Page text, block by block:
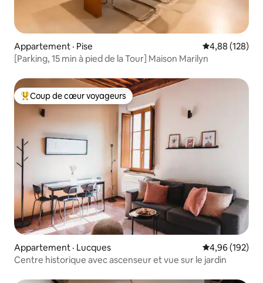
Appartement · Pise Note
4,88 (128)
[Parking, 15 min à pied de la Tour] Maison Marilyn
Coup de cœur voyageurs parmi les plus aimés
Coup de cœur voyageurs
Appartement · Lucques Note
4,96 (192)
Centre historique avec ascenseur et vue sur le jardin